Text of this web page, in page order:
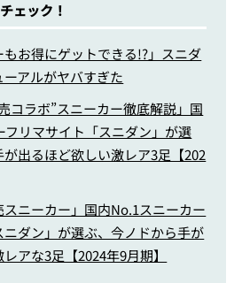
ェック！
もお得にゲットできる!?」スニダ
アルがヤバすぎた
コラボ”スニーカー徹底解説」国
フリマサイト「スニダン」が選
出るほど欲しい激レア3足【202
スニーカー」国内No.1スニーカー
ニダン」が選ぶ、今ノドから手が
アな3足【2024年9月期】